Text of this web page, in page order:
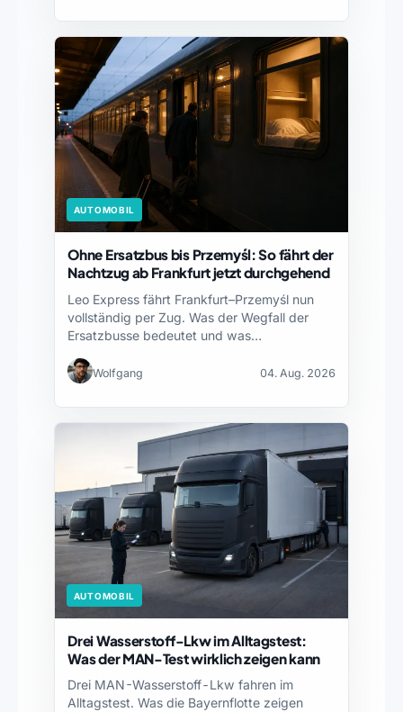
AUTOMOBIL
Ohne Ersatzbus bis Przemyśl: So fährt der
Nachtzug ab Frankfurt jetzt durchgehend
Leo Express fährt Frankfurt–Przemyśl nun
vollständig per Zug. Was der Wegfall der
Ersatzbusse bedeutet und was…
Wolfgang 04. Aug. 2026
AUTOMOBIL
Drei Wasserstoff-Lkw im Alltagstest:
Was der MAN-Test wirklich zeigen kann
Drei MAN-Wasserstoff-Lkw fahren im
Alltagstest. Was die Bayernflotte zeigen